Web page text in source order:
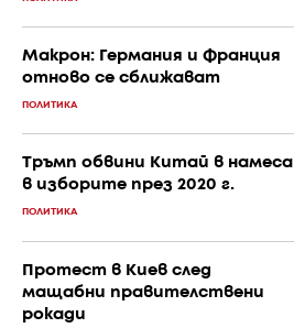
Макрон: Германия и Франция
отново се сближават
ПОЛИТИКА
Тръмп обвини Китай в намеса
в изборите през 2020 г.
ПОЛИТИКА
Протест в Киев след
мащабни правителствени
рокади